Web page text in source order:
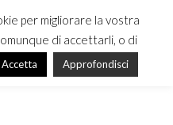
per migliorare la vostra
di accettarli, o di
Accetta Approfondisci